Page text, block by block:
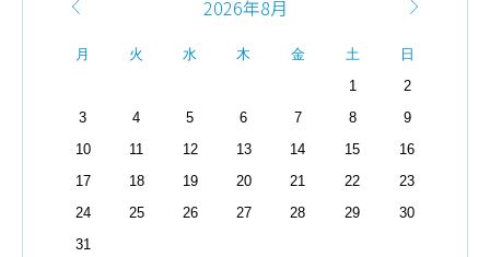
2026年8月
月 火 水 木 金 土
日
1
2
3
4 5 6 7 8
9
10
11 12 13 14 15
16
17
18 19 20 21 22
23
24
25 26 27 28 29
30
31